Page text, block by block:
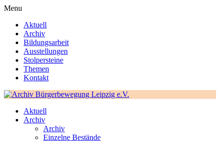
Menu
Aktuell
Archiv
Bildungsarbeit
Ausstellungen
Stolpersteine
Themen
Kontakt
Aktuell
Archiv
Archiv
Einzelne Bestände